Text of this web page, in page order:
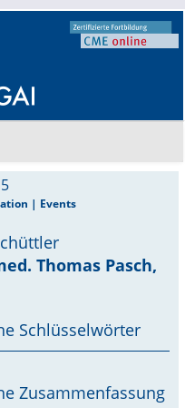
| Events
Thomas Pasch,
Schlüsselwörter
Zusammenfassung